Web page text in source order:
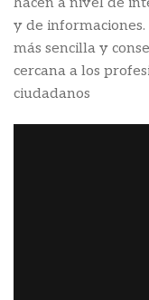
y de
más sencilla y
cercana a los
ciudadanos